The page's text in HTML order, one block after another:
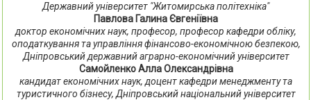
Державний університет "Житомирська політехніка"
Павлова Галина Євгеніївна
доктор економічних наук, професор, професор кафедри обліку,
оподаткування та управління фінансово-економічною безпекою,
Дніпровський державний аграрно-економічний університет
Самойленко Алла Олександрівна
кандидат економічних наук, доцент кафедри менеджменту та
туристичного бізнесу, Дніпровський національний університет